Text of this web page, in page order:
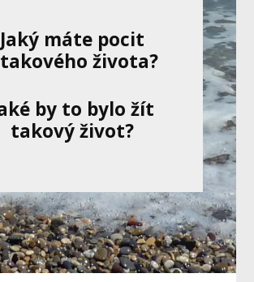
Jaký máte pocit
života?
by to bylo žít
takový život?